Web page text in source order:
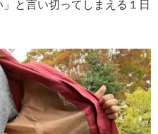
と言い切ってしまえる１日